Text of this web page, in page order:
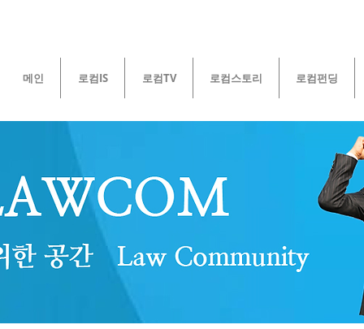
메인 로컴IS 로컴TV 로컴스토리 로컴펀딩